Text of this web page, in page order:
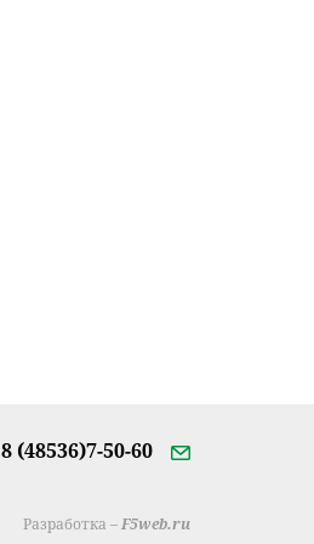
8 (48536)7-50-60
Разработка –F5web.ru